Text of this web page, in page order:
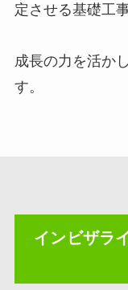
定させる基礎工
成長の力を活か
す。
インビザラ